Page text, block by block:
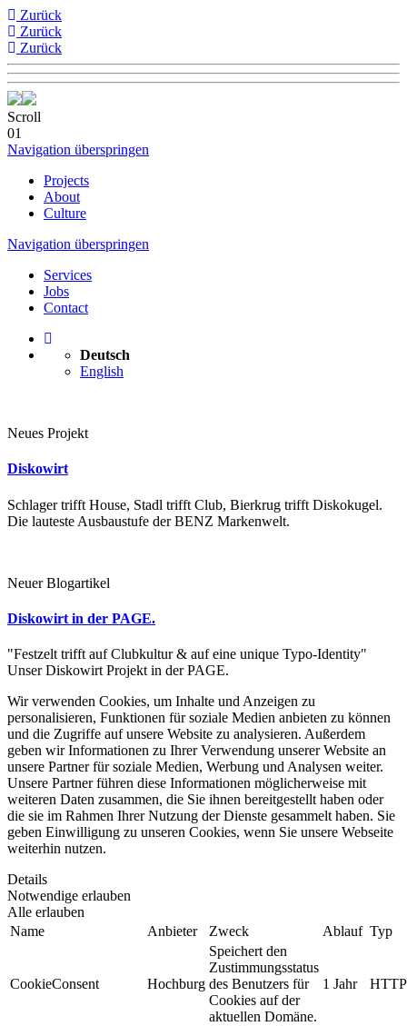
Zurück
Zurück
Zurück
Scroll
01
Navigation überspringen
Projects
About
Culture
Navigation überspringen
Services
Jobs
Contact
Deutsch
English
Neues Projekt
Diskowirt
Schlager trifft House, Stadl trifft Club, Bierkrug trifft Diskokugel.
Die lauteste Ausbaustufe der BENZ Markenwelt.
Neuer Blogartikel
Diskowirt in der PAGE.
"Festzelt trifft auf Clubkultur & auf eine unique Typo-Identity"
Unser Diskowirt Projekt in der PAGE.
Wir verwenden Cookies, um Inhalte und Anzeigen zu
personalisieren, Funktionen für soziale Medien anbieten zu können
und die Zugriffe auf unsere Website zu analysieren. Außerdem
geben wir Informationen zu Ihrer Verwendung unserer Website an
unsere Partner für soziale Medien, Werbung und Analysen weiter.
Unsere Partner führen diese Informationen möglicherweise mit
weiteren Daten zusammen, die Sie ihnen bereitgestellt haben oder
die sie im Rahmen Ihrer Nutzung der Dienste gesammelt haben. Sie
geben Einwilligung zu unseren Cookies, wenn Sie unsere Webseite
weiterhin nutzen.
Details
Notwendige erlauben
Alle erlauben
Name
Anbieter Zweck Ablauf Typ
CookieConsent Hochburg
Speichert den
Zustimmungsstatus
des Benutzers für
Cookies auf der
aktuellen Domäne.
1 Jahr HTTP